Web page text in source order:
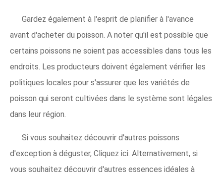
Gardez également à l'esprit de planifier à l'avance
avant d'acheter du poisson. A noter qu'il est possible que
certains poissons ne soient pas accessibles dans tous les
endroits. Les producteurs doivent également vérifier les
politiques locales pour s'assurer que les variétés de
poisson qui seront cultivées dans le système sont légales
dans leur région.
Si vous souhaitez découvrir d'autres poissons
d'exception à déguster, Cliquez ici. Alternativement, si
vous souhaitez découvrir d'autres essences idéales à